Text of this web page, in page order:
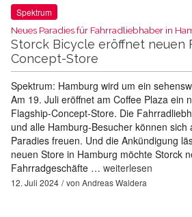
Spektrum
Neues Paradies für Fahrradliebhaber in
Storck Bicycle eröffnet neuen
Concept-Store
Spektrum: Hamburg wird um ein
Am 19. Juli eröffnet am Coffee Plaza ein
Flagship-Concept-Store. Die
und alle Hamburg-Besucher können sich
Paradies freuen. Und die Ankündigung
neuen Store in Hamburg möchte Storck
Fahrradgeschäfte … weiterlesen
12. Juli 2024 von Andreas Waldera